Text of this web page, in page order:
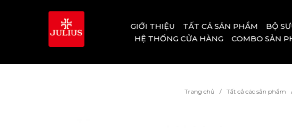
GIỚI THIỆU TẤT CẢ SẢN PHẨM BỘ
HỆ THỐNG CỬA HÀNG
COMBO SẢN
Trang chủ Tất cả các sản phẩm